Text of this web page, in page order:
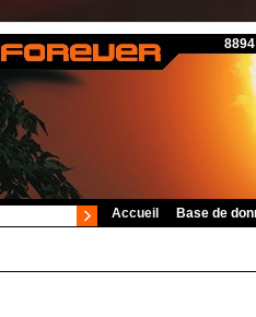
Accueil Base de